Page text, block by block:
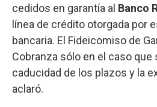
cedidos en garantía al Banco
línea de crédito otorgada por
bancaria. El Fideicomiso de
Cobranza sólo en el caso que
caducidad de los plazos y la
aclaró.